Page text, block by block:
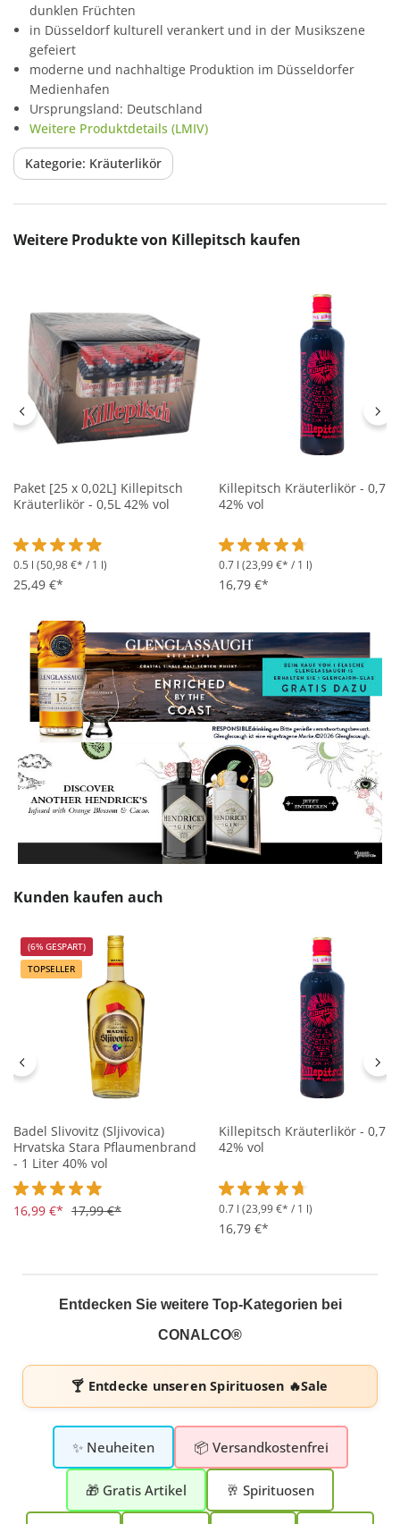
dunklen Früchten
in Düsseldorf kulturell verankert und in der Musikszene
gefeiert
moderne und nachhaltige Produktion im Düsseldorfer
Medienhafen
Ursprungsland: Deutschland
Weitere Produktdetails (LMIV)
Kategorie: Kräuterlikör
Produktgalerie überspringen
Weitere Produkte von Killepitsch kaufen
Paket [25 x 0,02L] Killepitsch
Kräuterlikör - 0,5L 42% vol
Durchschnittliche Bewertung von 4.9 von 5 Sternen
0.5 l (50,98 €* / 1 l)
25,49 €*
Killepitsch Kräuterlikör - 0,7L
42% vol
Durchschnittliche
0.7 l (23,99 €* / 1 l)
16,79 €*
Produktgalerie überspringen
Kunden kaufen auch
(6% GESPART)
TOPSELLER
Badel Slivovitz (Sljivovica)
Hrvatska Stara Pflaumenbrand
- 1 Liter 40% vol
Durchschnittliche Bewertung von 4.9 von 5 Sternen
16,99 €* 17,99 €*
Killepitsch Kräuterlikör - 0,7L
42% vol
Durchschnittliche
0.7 l (23,99 €* / 1 l)
16,79 €*
Entdecken Sie weitere Top-Kategorien bei
CONALCO®
🍸 Entdecke unserenSpirituosen 🔥Sale
✨ Neuheiten 📦 Versandkostenfrei
🎁 Gratis Artikel 🥂 Spirituosen